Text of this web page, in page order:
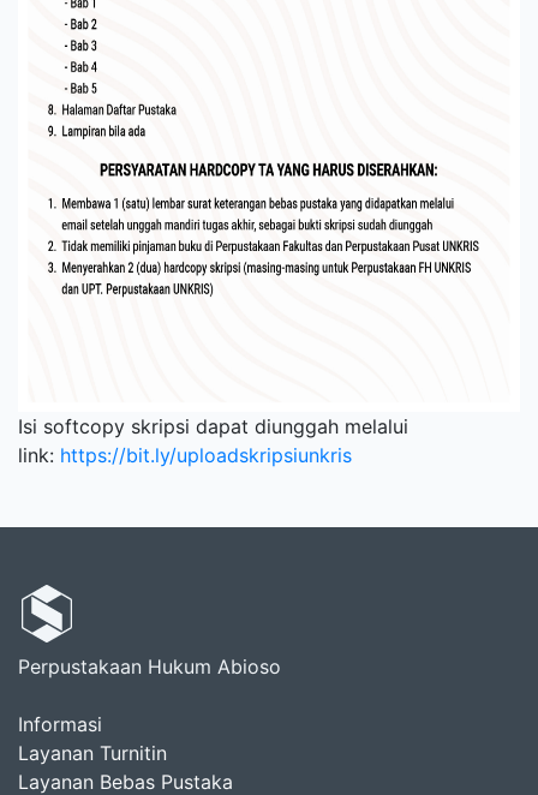
Isi softcopy skripsi dapat diunggah melalui
link: https://bit.ly/uploadskripsiunkris
Perpustakaan Hukum Abioso
Informasi
Layanan Turnitin
Layanan Bebas Pustaka